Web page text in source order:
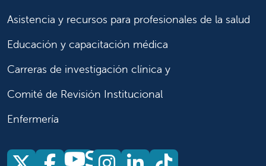
Asistencia y recursos para profesionales de la salud
Educación y capacitación médica
Carreras de investigación clínica y
Comité de Revisión Institucional
Enfermería
Síganos